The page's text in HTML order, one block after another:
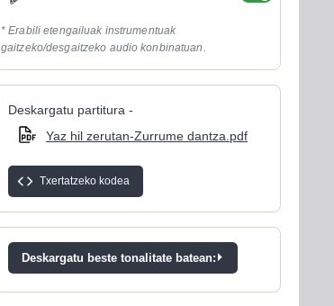
* Erabili etengailuak instrumentuak
gaitzeko/desgaitzeko audio konbinatuan.
Deskargatu partitura -
Yaz hil zerutan-Zurrume dantza.pdf
Txertatzeko kodea
Deskargatu beste tonalitate batean: